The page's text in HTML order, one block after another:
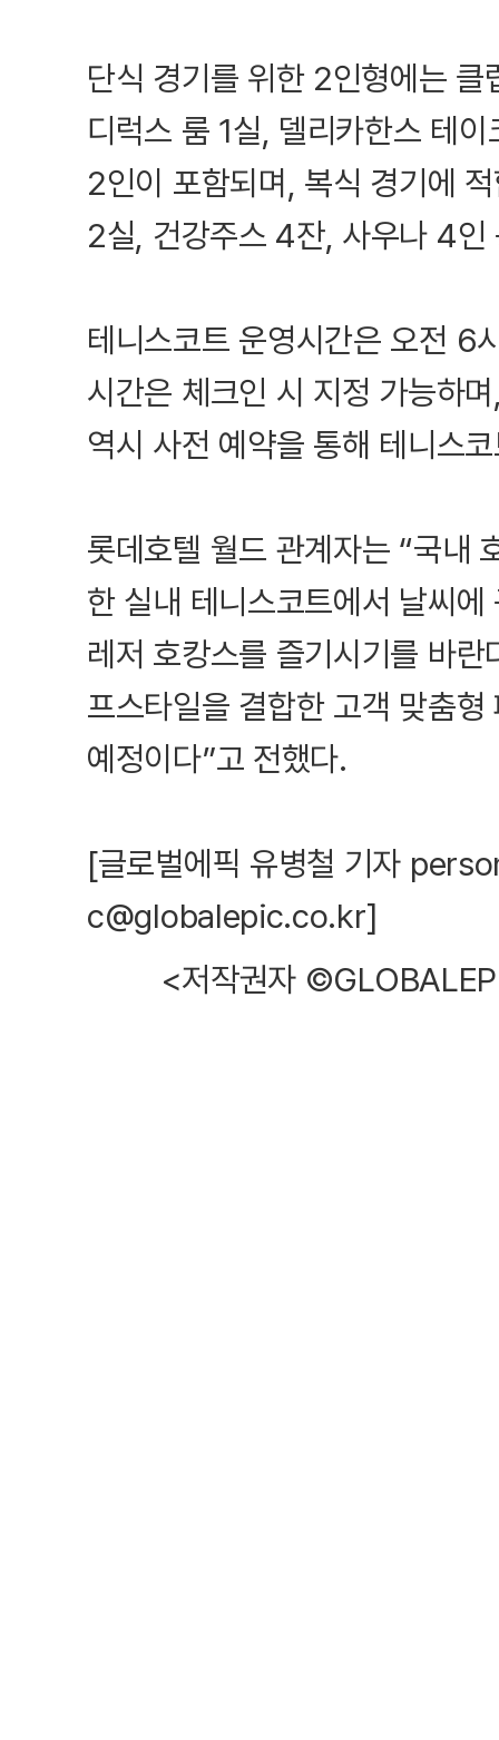
단식 경기를 위한 2인형에는
디럭스 룸 1실, 델리카한스 테
2인이 포함되며, 복식 경기에
2실, 건강주스 4잔, 사우나 4인
테니스코트 운영시간은 오전 6
시간은 체크인 시 지정 가능하
역시 사전 예약을 통해 테니스
롯데호텔 월드 관계자는 “국내
한 실내 테니스코트에서 날씨
레저 호캉스를 즐기시기를 바
프스타일을 결합한 고객 맞춤
예정이다”고 전했다.
[글로벌에픽 유병철 기자
c@globalepic.co.kr]
<저작권자